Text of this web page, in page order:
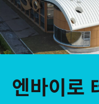
엔바이로